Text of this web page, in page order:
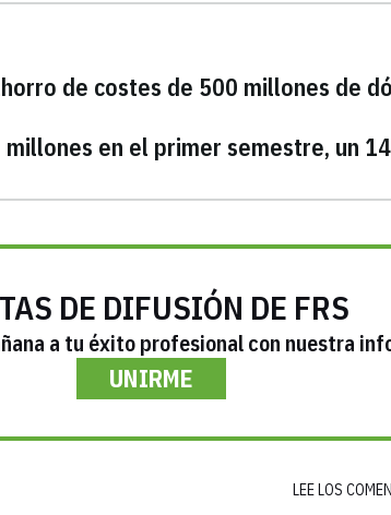
de costes de 500 millones de
en el primer semestre, un
DE DIFUSIÓN DE FRS
a tu éxito profesional con nuestra
UNIRME
LEE LOS